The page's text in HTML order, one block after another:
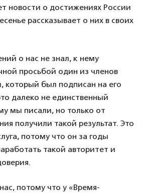
новости о достижениях России
рассказывает о них в своих
о нас не знал, к нему
просьбой один из членов
который был подписан на его
далеко не единственный
мы писали, но только от
получили такой результат. Это
потому что он за годы
такой авторитет и
потому что у «Время-